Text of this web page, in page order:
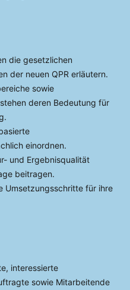
die gesetzlichen
der neuen QPR erläutern.
sowie
deren Bedeutung für
einordnen.
und Ergebnisqualität
beitragen.
Umsetzungsschritte für ihre
interessierte
sowie Mitarbeitende